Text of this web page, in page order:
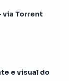
via Torrent
e visual do